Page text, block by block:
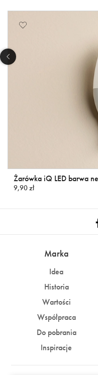
Żarówka iQ LED barwa
9,90 zł
Marka
Idea
Historia
Wartości
Współpraca
Do pobrania
Inspiracje